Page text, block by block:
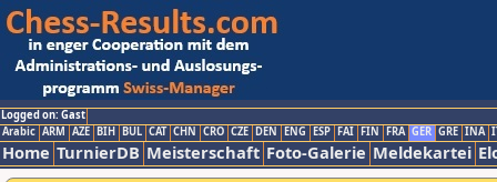
Logged on: Gast
Arabic ARM AZE BIH BUL CAT CHN CRO CZE DEN ENG ESP FAI FIN FRA GER GRE INA
Home TurnierDB Meisterschaft Foto-Galerie Meldekartei